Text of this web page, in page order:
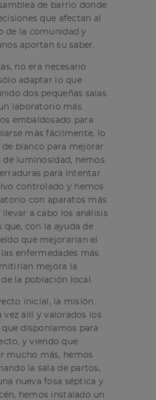
de barrio donde
que afectan al
de la comunidad y
aportan su saber.
no era necesario
adaptar lo que
dos pequeñas salas
laboratorio más
embaldosado para
más fácilmente, lo
blanco para mejorar
de luminosidad, hemos
para intentar
controlado y hemos
con aparatos más
a cabo los análisis
que, con la ayuda de
que mejorarían el
enfermedades más
mejora la
la población local.
inicial, la misión.
vez allí y valorados los
disponíamos para
y viendo que
mucho más, hemos
la sala de partos,
nueva fosa séptica y
hemos instalado un